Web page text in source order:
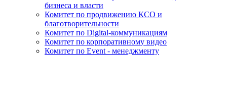
бизнеса и власти
Комитет по продвижению КСО и
благотворительности
Комитет по Digital-коммуникациям
Комитет по корпоративному видео
Комитет по Event - менеджменту